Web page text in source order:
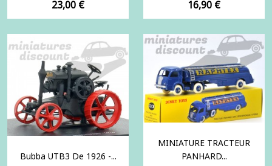
Prix
23,00 € Prix
16,90 €
Bubba UTB3 De 1926 -...
MINIATURE TRACTEUR
PANHARD...